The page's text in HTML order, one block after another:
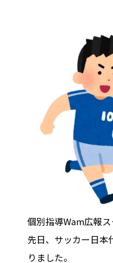
個別指導Wam広報ス
先日、サッカー日本
りました。